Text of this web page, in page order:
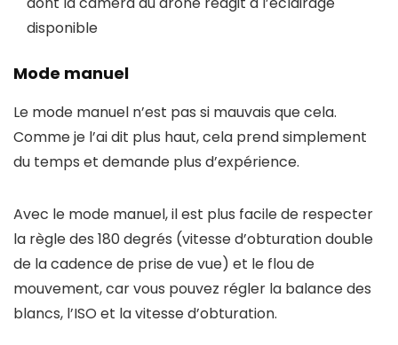
disponible
Mode manuel
Le mode manuel n’est pas si mauvais que cela.
Comme je l’ai dit plus haut, cela prend simplement
du temps et demande plus d’expérience.
Avec le mode manuel, il est plus facile de respecter
la règle des 180 degrés (vitesse d’obturation double
de la cadence de prise de vue) et le flou de
mouvement, car vous pouvez régler la balance des
blancs, l’ISO et la vitesse d’obturation.